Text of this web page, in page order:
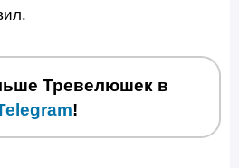
Тревелюшек в
!